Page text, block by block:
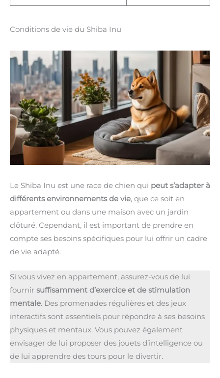
Conditions de vie du Shiba Inu
Le Shiba Inu est une race de chien qui peut s’adapter à
différents environnements de vie, que ce soit en
appartement ou dans une maison avec un jardin
clôturé. Cependant, il est important de prendre en
compte ses besoins spécifiques pour lui offrir un cadre
de vie adapté.
Si vous vivez en appartement, assurez-vous de lui
fournir suffisamment d’exercice et de stimulation
mentale. Des promenades régulières et des jeux
interactifs sont essentiels pour répondre à ses besoins
physiques et mentaux. Vous pouvez également
envisager de lui proposer des jouets d’intelligence ou
de lui apprendre des tours pour le divertir.